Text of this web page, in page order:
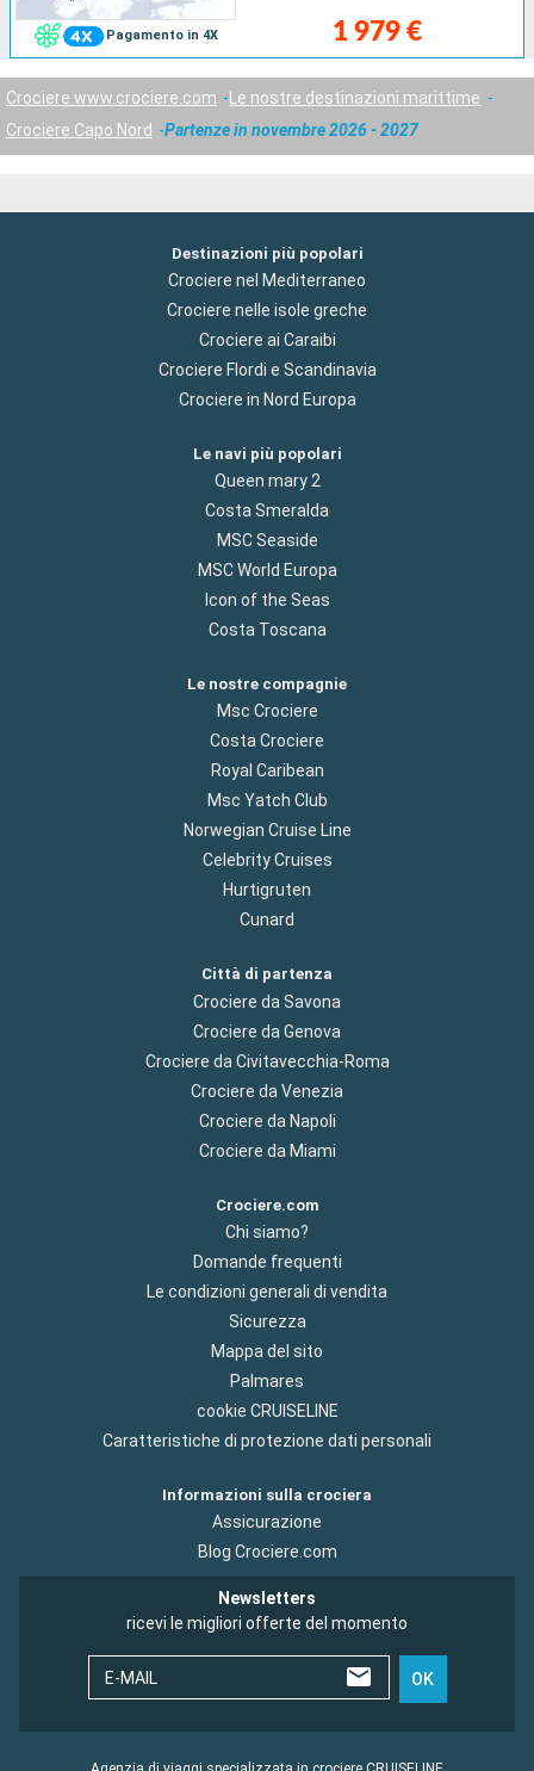
Pagamento in 4X 1 979 €
Crociere www.crociere.com
Le nostre destinazioni marittime
Crociere Capo Nord
Partenze in novembre 2026 - 2027
Destinazioni più popolari
Crociere nel Mediterraneo
Crociere nelle isole greche
Crociere ai Caraibi
Crociere Flordi e Scandinavia
Crociere in Nord Europa
Le navi più popolari
Queen mary 2
Costa Smeralda
MSC Seaside
MSC World Europa
Icon of the Seas
Costa Toscana
Le nostre compagnie
Msc Crociere
Costa Crociere
Royal Caribean
Msc Yatch Club
Norwegian Cruise Line
Celebrity Cruises
Hurtigruten
Cunard
Città di partenza
Crociere da Savona
Crociere da Genova
Crociere da Civitavecchia-Roma
Crociere da Venezia
Crociere da Napoli
Crociere da Miami
Crociere.com
Chi siamo?
Domande frequenti
Le condizioni generali di vendita
Sicurezza
Mappa del sito
Palmares
cookie CRUISELINE
Caratteristiche di protezione dati personali
Informazioni sulla crociera
Assicurazione
Blog Crociere.com
Newsletters
ricevi le migliori offerte del momento
E-MAIL OK